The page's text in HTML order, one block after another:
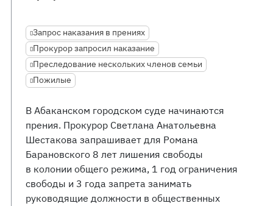
Запрос наказания в прениях
Прокурор запросил наказание
Преследование нескольких членов семьи
Пожилые
В Абаканском городском суде начинаются
прения. Прокурор Светлана Анатольевна
Шестакова запрашивает для Романа
Барановского 8 лет лишения свободы
в колонии общего режима, 1 год ограничения
свободы и 3 года запрета занимать
руководящие должности в общественных